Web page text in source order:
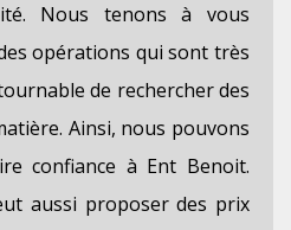
Nous tenons à vous
opérations qui sont très
de rechercher des
Ainsi, nous pouvons
confiance à Ent Benoit.
aussi proposer des prix